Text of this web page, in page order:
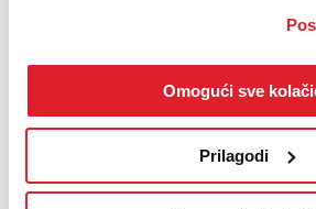
Omogući sve
Prilagodi
Upravljač presvučen kožom
BESPLATNI TELEFON